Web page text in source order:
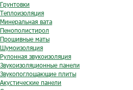
Грунтовки
Теплоизоляция
Минеральная вата
Пенополистирол
Прошивные маты
Шумоизоляция
Рулонная звукоизоляция
Звукоизоляционные панели
Звукопоглощающие плиты
Акустические панели